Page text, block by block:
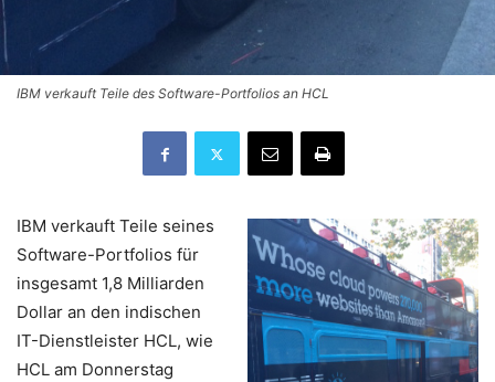
IBM verkauft Teile des Software-Portfolios an HCL
IBM verkauft Teile seines
Software-Portfolios für
insgesamt 1,8 Milliarden
Dollar an den indischen
IT-Dienstleister HCL, wie
HCL am Donnerstag